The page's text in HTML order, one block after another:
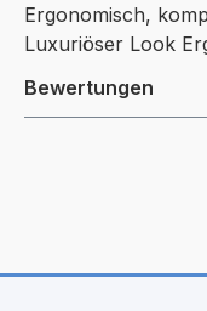
Ergonomisch,
Luxuriöser Look
Bewertungen